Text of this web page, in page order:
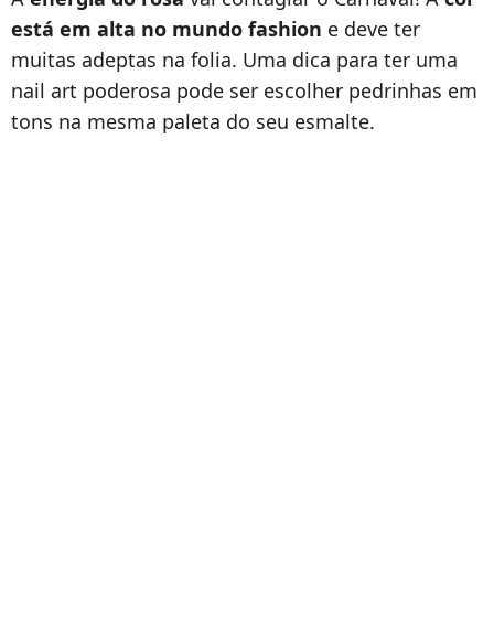
está em alta no mundo fashion e deve ter
muitas adeptas na folia. Uma dica para ter uma
nail art poderosa pode ser escolher pedrinhas em
tons na mesma paleta do seu esmalte.